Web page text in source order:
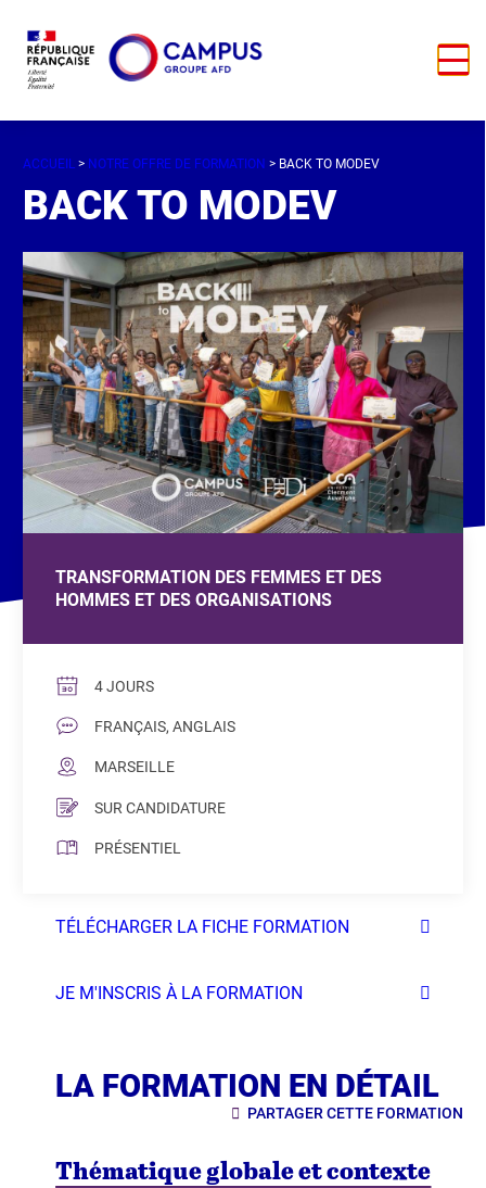
ACCUEIL > NOTRE OFFRE DE FORMATION > BACK TO MODEV
BACK TO MODEV
TRANSFORMATION DES FEMMES ET DES
HOMMES ET DES ORGANISATIONS
4 JOURS
FRANÇAIS, ANGLAIS
MARSEILLE
SUR CANDIDATURE
PRÉSENTIEL
TÉLÉCHARGER LA FICHE FORMATION
JE M'INSCRIS À LA FORMATION
LA FORMATION EN DÉTAIL
PARTAGER CETTE FORMATION
Thématique globale et contexte